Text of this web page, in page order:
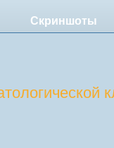
Скриншоты